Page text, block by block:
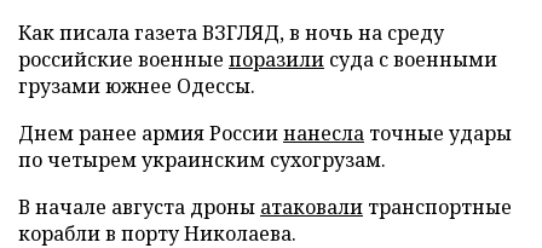
Как писала газета ВЗГЛЯД, в ночь на среду
российские военные поразили суда с военными
грузами южнее Одессы.
Днем ранее армия Россиинанесла точные удары
по четырем украинским сухогрузам.
В начале августа дроны атаковали транспортные
корабли в порту Николаева.